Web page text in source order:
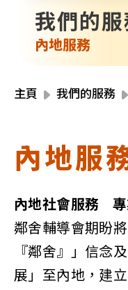
我們的服
內地服務
主頁 我們的服務
內地服
內地社會服務 專
鄰舍輔導會期盼
『鄰舍』」信念
展」至內地，建